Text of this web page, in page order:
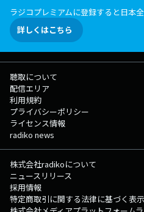
ラジコプレミアムに登録すると日本
詳しくはこちら
聴取について
配信エリア
利用規約
プライバシーポリシー
ライセンス情報
radiko news
株式会社radikoについて
ニュースリリース
採用情報
特定商取引に関する法律に基づく表示